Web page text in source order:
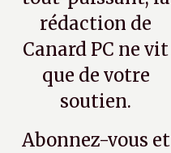
rédaction de
Canard PC ne vit
que de votre
soutien.
Abonnez-vous et